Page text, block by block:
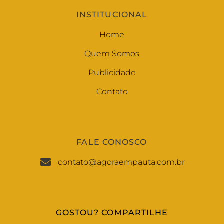
INSTITUCIONAL
Home
Quem Somos
Publicidade
Contato
FALE CONOSCO
contato@agoraempauta.com.br
GOSTOU? COMPARTILHE